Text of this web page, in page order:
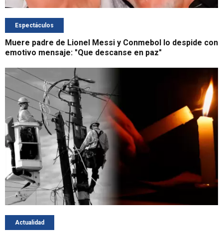
Espectáculos
Muere padre de Lionel Messi y Conmebol lo despide con
emotivo mensaje: "Que descanse en paz"
Actualidad